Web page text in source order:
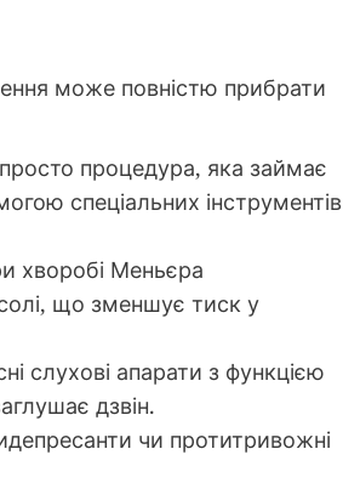
може повністю прибрати
процедура, яка займає
спеціальних інструментів
хворобі Меньєра
що зменшує тиск у
слухові апарати з функцією
дзвін.
чи протитривожні